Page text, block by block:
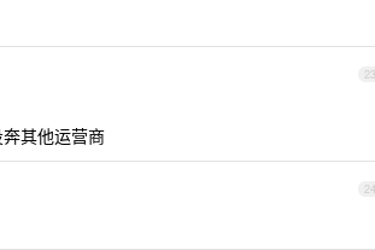
23
其他运营商
24